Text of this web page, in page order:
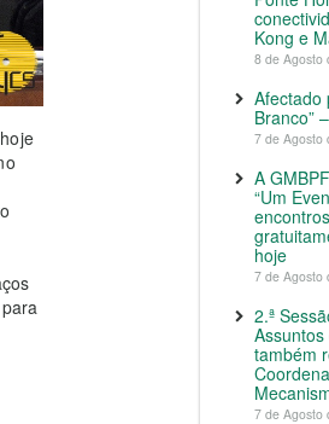
Kong e
8 de Agosto
Afectado
Branco”
7 de Agosto
A
“Um
hoje
7 de Agosto
2.ª
também
7 de Agosto